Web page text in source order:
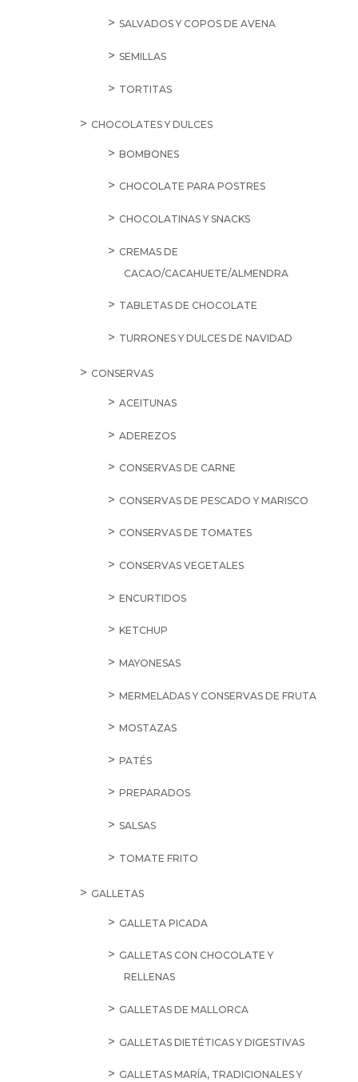
SALVADOS Y COPOS DE AVENA
SEMILLAS
TORTITAS
CHOCOLATES Y DULCES
BOMBONES
CHOCOLATE PARA POSTRES
CHOCOLATINAS Y SNACKS
CREMAS DE
CACAO/CACAHUETE/ALMENDRA
TABLETAS DE CHOCOLATE
TURRONES Y DULCES DE NAVIDAD
CONSERVAS
ACEITUNAS
ADEREZOS
CONSERVAS DE CARNE
CONSERVAS DE PESCADO Y MARISCO
CONSERVAS DE TOMATES
CONSERVAS VEGETALES
ENCURTIDOS
KETCHUP
MAYONESAS
MERMELADAS Y CONSERVAS DE FRUTA
MOSTAZAS
PATÉS
PREPARADOS
SALSAS
TOMATE FRITO
GALLETAS
GALLETA PICADA
GALLETAS CON CHOCOLATE Y
RELLENAS
GALLETAS DE MALLORCA
GALLETAS DIETÉTICAS Y DIGESTIVAS
GALLETAS MARÍA, TRADICIONALES Y